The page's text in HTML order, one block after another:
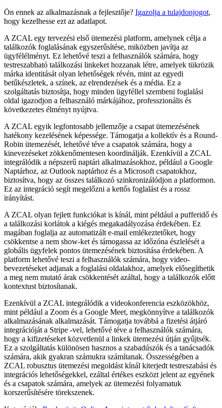
Ön ennek az alkalmazásnak a fejlesztője? Igazolja a tulajdonjogot,
hogy kezelhesse ezt az adatlapot.
A ZCAL egy tervezési első ütemezési platform, amelynek célja a
találkozók foglalásának egyszerűsítése, miközben javítja az
ügyfélélményt. Ez lehetővé teszi a felhasználók számára, hogy
testreszabható találkozási linkeket hozzanak létre, amelyek tükrözik
márka identitását olyan lehetőségek révén, mint az egyedi
betűkészletek, a színek, az elrendezések és a média. Ez a
szolgáltatás biztosítja, hogy minden ügyféllel szembeni foglalási
oldal igazodjon a felhasználó márkájához, professzionális és
következetes élményt nyújtva.
A ZCAL egyik legfontosabb jellemzője a csapat ütemezésének
hatékony kezelésének képessége. Támogatja a kollektív és a Round-
Robin ütemezését, lehetővé téve a csapatok számára, hogy a
kinevezéseket zökkenőmentesen koordinálják. Ezenkívül a ZCAL
integrálódik a népszerű naptári alkalmazásokhoz, például a Google
Naptárhoz, az Outlook naptárhoz és a Microsoft csapatokhoz,
biztosítva, hogy az összes találkozó szinkronizálódjon a platformon.
Ez az integráció segít megelőzni a kettős foglalást és a rossz
irányítást.
A ZCAL olyan fejlett funkciókat is kínál, mint például a pufferidő és
a találkozási korlátok a kiégés megakadályozása érdekében. Ez
magában foglalja az automatizált e-mail emlékeztetőket, hogy
csökkentse a nem show-ket és támogassa az időzóna észlelését a
globális ügyfelek pontos ütemezésének biztosítása érdekében. A
platform lehetővé teszi a felhasználók számára, hogy video-
bevezetéseket adjanak a foglalási oldalakhoz, amelyek elősegíthetik
a meg nem mutató árak csökkentését azáltal, hogy a találkozók előtt
kontextust biztosítanak.
Ezenkívül a ZCAL integrálódik a videokonferencia eszközökhöz,
mint például a Zoom és a Google Meet, megkönnyítve a találkozók
alkalmazásának alkalmazását. Támogatja továbbá a fizetési átjáró
integrációját a Stripe -vel, lehetővé téve a felhasználók számára,
hogy a kifizetéseket közvetlenül a linkek ütemezési útján gyűjtsék.
Ez a szolgáltatás különösen hasznos a szabadúszók és a tanácsadók
számára, akik gyakran számukra számítanak. Összességében a
ZCAL robusztus ütemezési megoldást kínál kiterjedt testreszabási és
integrációs lehetőségekkel, ezáltal értékes eszközt jelent az egyének
és a csapatok számára, amelyek az ütemezési folyamatuk
korszerűsítésére törekszenek.